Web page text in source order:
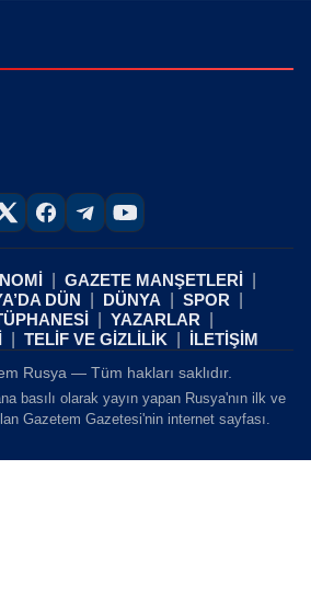
GAZETE MANŞETLERİ
DÜN DÜNYA
SPOR
YAZARLAR
TELİF VE GİZLİLİK İLETİŞİM
Rusya — Tüm hakları saklıdır.
basılı olarak yayın yapan Rusya'nın ilk ve
Gazetem Gazetesi'nin internet sayfası.